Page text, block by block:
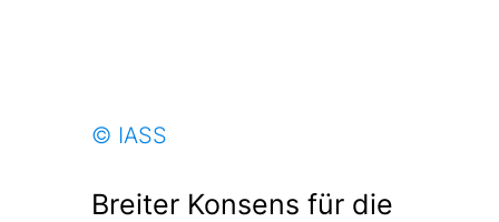
© IASS
Breiter Konsens für die